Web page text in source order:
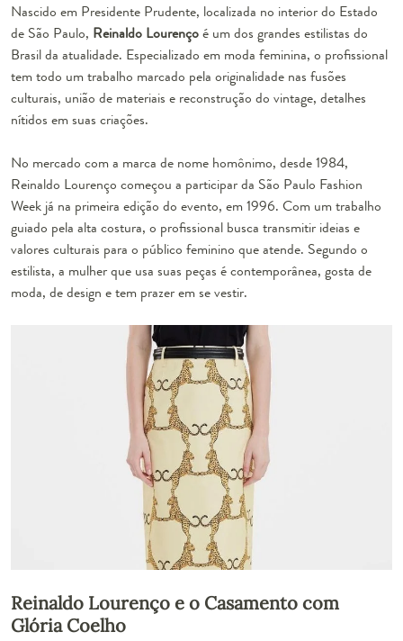
Nascido em Presidente Prudente, localizada no interior do Estado
de São Paulo, Reinaldo Lourençoé um dos grandes estilistas do
Brasil da atualidade. Especializado em moda feminina, o profissional
tem todo um trabalho marcado pela originalidade nas fusões
culturais, união de materiais e reconstrução do vintage, detalhes
nítidos em suas criações.
No mercado com a marca de nome homônimo, desde 1984,
Reinaldo Lourenço começou a participar da São Paulo Fashion
Week já na primeira edição do evento, em 1996. Com um trabalho
guiado pela alta costura, o profissional busca transmitir ideias e
valores culturais para o público feminino que atende. Segundo o
estilista, a mulher que usa suas peças é contemporânea, gosta de
moda, de design e tem prazer em se vestir.
Reinaldo Lourenço e o Casamento com
Glória Coelho